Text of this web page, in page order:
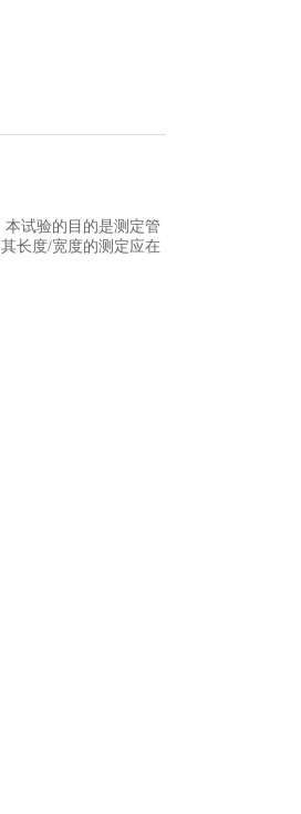
试验的目的是测定管
长度/宽度的测定应在